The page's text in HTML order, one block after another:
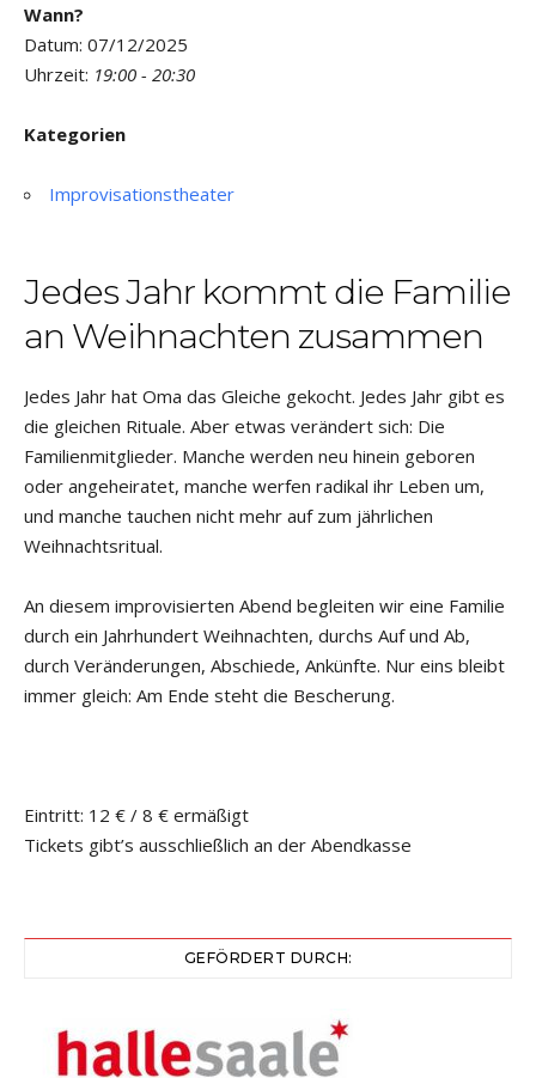
Wann?
Datum: 07/12/2025
Uhrzeit: 19:00 - 20:30
Kategorien
Improvisationstheater
Jedes Jahr kommt die Familie
an Weihnachten zusammen
Jedes Jahr hat Oma das Gleiche gekocht. Jedes Jahr gibt es
die gleichen Rituale. Aber etwas verändert sich: Die
Familienmitglieder. Manche werden neu hinein geboren
oder angeheiratet, manche werfen radikal ihr Leben um,
und manche tauchen nicht mehr auf zum jährlichen
Weihnachtsritual.
An diesem improvisierten Abend begleiten wir eine Familie
durch ein Jahrhundert Weihnachten, durchs Auf und Ab,
durch Veränderungen, Abschiede, Ankünfte. Nur eins bleibt
immer gleich: Am Ende steht die Bescherung.
Eintritt: 12 € / 8 € ermäßigt
Tickets gibt’s ausschließlich an der Abendkasse
GEFÖRDERT DURCH: